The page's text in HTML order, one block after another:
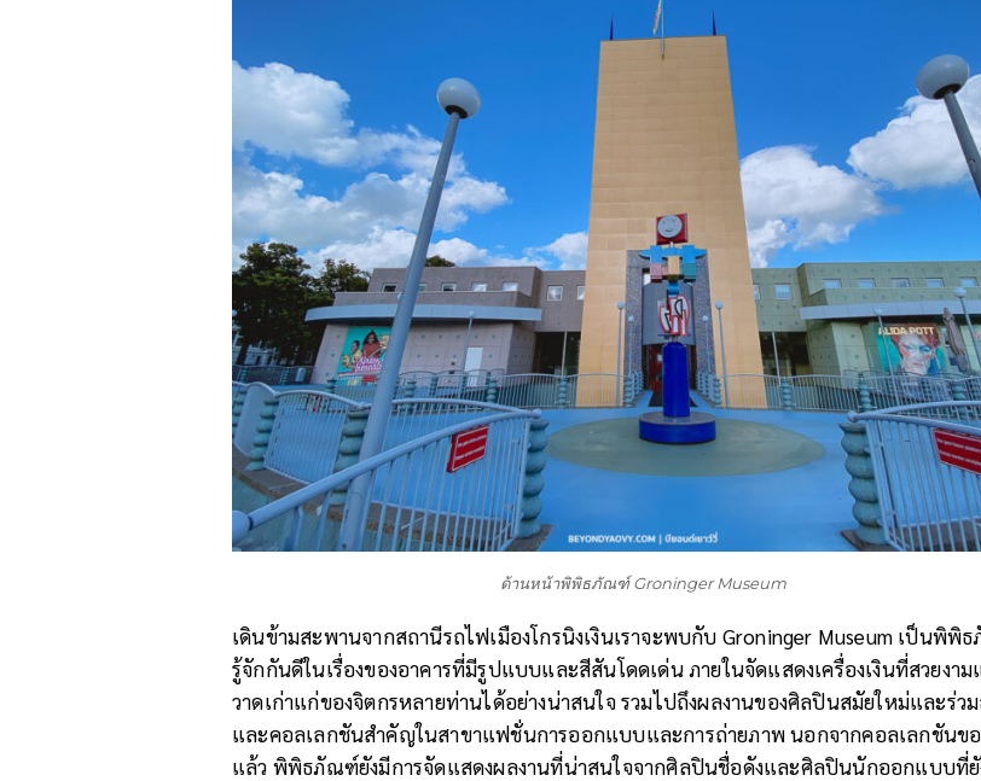
ด้านหน้าพิพิธภัณฑ์ Groninger Museum
เดินข้ามสะพานจากสถานีรถไฟเมืองโกรนิงเงินเราจะพบกับ Groninger Museum เป็นพิพิ
รู้จักกันดีในเรื่องของอาคารที่มีรูปแบบและสีสันโดดเด่น ภายในจัดแสดงเครื่องเงินที่สวยงา
วาดเก่าแก่ของจิตกรหลายท่านได้อย่างน่าสนใจ รวมไปถึงผลงานของศิลปินสมัยใหม่และร่ว
และคอลเลกชันสำคัญในสาขาแฟชั่นการออกแบบและการถ่ายภาพ นอกจากคอลเลกชันขอ
แล้ว พิพิธภัณฑ์ยังมีการจัดแสดงผลงานที่น่าสนใจจากศิลปินชื่อดังและศิลปินนักออกแบบที่ยั